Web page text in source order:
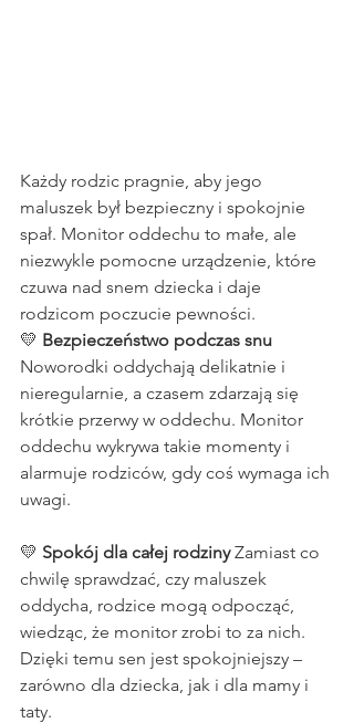
Każdy rodzic pragnie, aby jego
maluszek był bezpieczny i spokojnie
spał. Monitor oddechu to małe, ale
niezwykle pomocne urządzenie, które
czuwa nad snem dziecka i daje
rodzicom poczucie pewności.
💛 Bezpieczeństwo podczas snu
Noworodki oddychają delikatnie i
nieregularnie, a czasem zdarzają się
krótkie przerwy w oddechu. Monitor
oddechu wykrywa takie momenty i
alarmuje rodziców, gdy coś wymaga ich
uwagi.
💛 Spokój dla całej rodziny Zamiast co
chwilę sprawdzać, czy maluszek
oddycha, rodzice mogą odpocząć,
wiedząc, że monitor zrobi to za nich.
Dzięki temu sen jest spokojniejszy –
zarówno dla dziecka, jak i dla mamy i
taty.